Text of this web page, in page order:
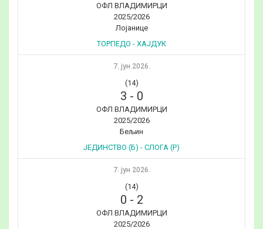
ОФЛ ВЛАДИМИРЦИ
2025/2026
Лојанице
ТОРПЕДО - ХАЈДУК
7. јун 2026.
(14)
3 - 0
ОФЛ ВЛАДИМИРЦИ
2025/2026
Бељин
ЈЕДИНСТВО (Б) - СЛОГА (Р)
7. јун 2026.
(14)
0 - 2
ОФЛ ВЛАДИМИРЦИ
2025/2026